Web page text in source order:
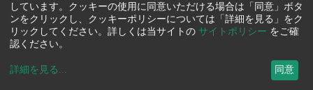
しています。クッキーの使用に同意いただける場合は「同意」ボタ
ンをクリックし、クッキーポリシーについては「詳細を見る」をク
リックしてください。詳しくは当サイトの サイトポリシー をご確
認ください。
詳細を見る ... 同意